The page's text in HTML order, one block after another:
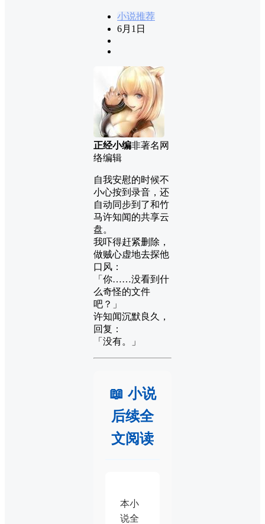
小说推荐
6月1日
正经小编非著名网
络编辑
自我安慰的时候不
小心按到录音，还
自动同步到了和竹
马许知闻的共享云
盘。
我吓得赶紧删除，
做贼心虚地去探他
口风：
「你……没看到什
么奇怪的文件
吧？」
许知闻沉默良久，
回复：
「没有。」
📖 小说
后续全
文阅读
本小
说全